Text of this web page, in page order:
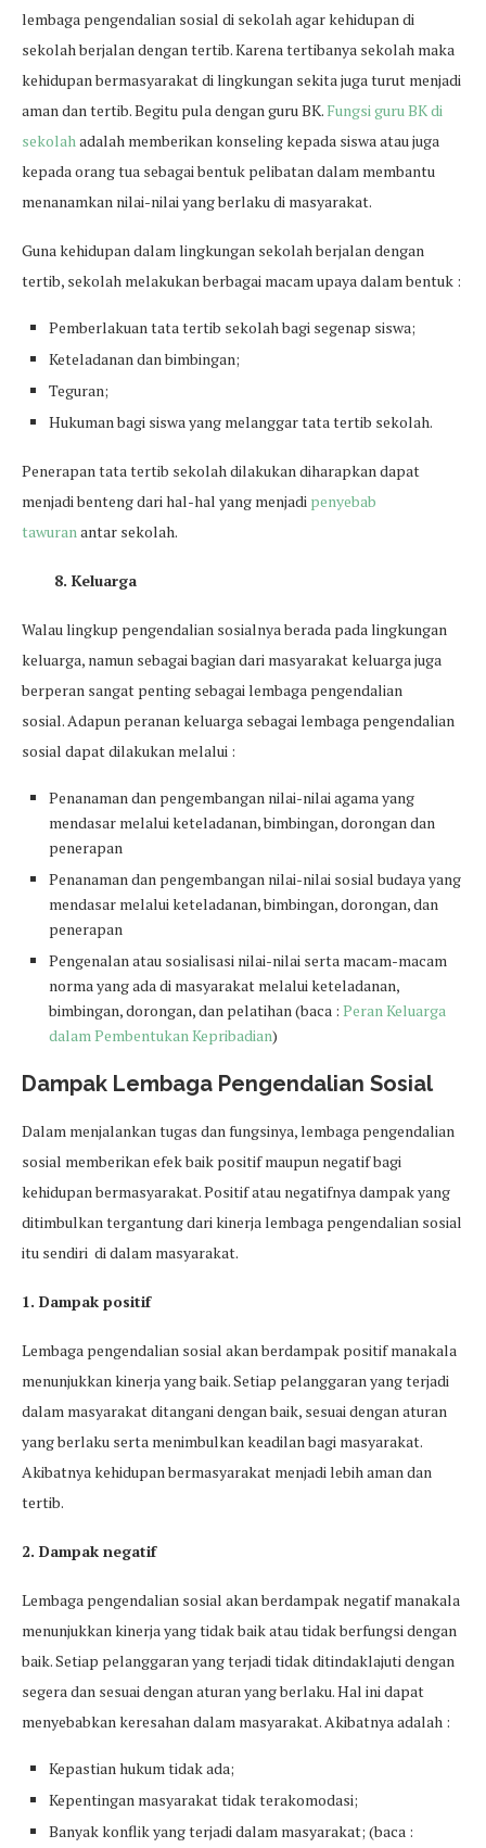
lembaga pengendalian sosial di sekolah agar kehidupan di
sekolah berjalan dengan tertib. Karena tertibanya sekolah maka
kehidupan bermasyarakat di lingkungan sekita juga turut menjadi
aman dan tertib. Begitu pula dengan guru BK. Fungsi guru BK di
sekolahadalah memberikan konseling kepada siswa atau juga
kepada orang tua sebagai bentuk pelibatan dalam membantu
menanamkan nilai-nilai yang berlaku di masyarakat.
Guna kehidupan dalam lingkungan sekolah berjalan dengan
tertib, sekolah melakukan berbagai macam upaya dalam bentuk :
Pemberlakuan tata tertib sekolah bagi segenap siswa;
Keteladanan dan bimbingan;
Teguran;
Hukuman bagi siswa yang melanggar tata tertib sekolah.
Penerapan tata tertib sekolah dilakukan diharapkan dapat
menjadi benteng dari hal-hal yang menjadi penyebab
tawuranantar sekolah.
8. Keluarga
Walau lingkup pengendalian sosialnya berada pada lingkungan
keluarga, namun sebagai bagian dari masyarakat keluarga juga
berperan sangat penting sebagai lembaga pengendalian
sosial. Adapun peranan keluarga sebagai lembaga pengendalian
sosial dapat dilakukan melalui :
Penanaman dan pengembangan nilai-nilai agama yang
mendasar melalui keteladanan, bimbingan, dorongan dan
penerapan
Penanaman dan pengembangan nilai-nilai sosial budaya yang
mendasar melalui keteladanan, bimbingan, dorongan, dan
penerapan
Pengenalan atau sosialisasi nilai-nilai serta macam-macam
norma yang ada di masyarakat melalui keteladanan,
bimbingan, dorongan, dan pelatihan (baca : Peran Keluarga
dalam Pembentukan Kepribadian)
Dampak Lembaga Pengendalian Sosial
Dalam menjalankan tugas dan fungsinya, lembaga pengendalian
sosial memberikan efek baik positif maupun negatif bagi
kehidupan bermasyarakat. Positif atau negatifnya dampak yang
ditimbulkan tergantung dari kinerja lembaga pengendalian sosial
itu sendiri di dalam masyarakat.
1. Dampak positif
Lembaga pengendalian sosial akan berdampak positif manakala
menunjukkan kinerja yang baik. Setiap pelanggaran yang terjadi
dalam masyarakat ditangani dengan baik, sesuai dengan aturan
yang berlaku serta menimbulkan keadilan bagi masyarakat.
Akibatnya kehidupan bermasyarakat menjadi lebih aman dan
tertib.
2. Dampak negatif
Lembaga pengendalian sosial akan berdampak negatif manakala
menunjukkan kinerja yang tidak baik atau tidak berfungsi dengan
baik. Setiap pelanggaran yang terjadi tidak ditindaklajuti dengan
segera dan sesuai dengan aturan yang berlaku. Hal ini dapat
menyebabkan keresahan dalam masyarakat. Akibatnya adalah :
Kepastian hukum tidak ada;
Kepentingan masyarakat tidak terakomodasi;
Banyak konflik yang terjadi dalam masyarakat; (baca :